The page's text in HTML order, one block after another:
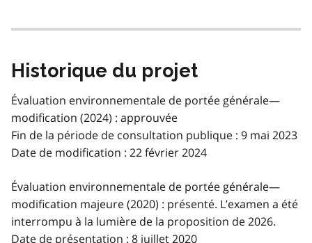
Historique du projet
Évaluation environnementale de portée générale—
modification (2024) : approuvée
Fin de la période de consultation publique : 9 mai 2023
Date de modification : 22 février 2024
Évaluation environnementale de portée générale—
modification majeure (2020) : présenté. L’examen a été
interrompu à la lumière de la proposition de 2026.
Date de présentation : 8 juillet 2020